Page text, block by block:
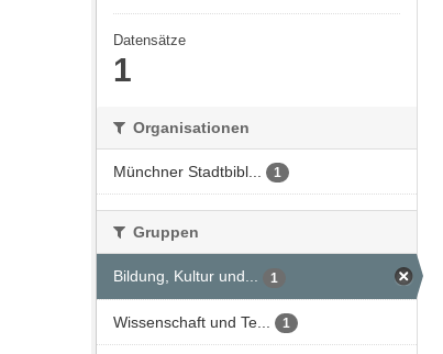
Datensätze
1
Organisationen
Münchner Stadtbibl... 1
Gruppen
Bildung, Kultur und... 1
Wissenschaft und Te... 1